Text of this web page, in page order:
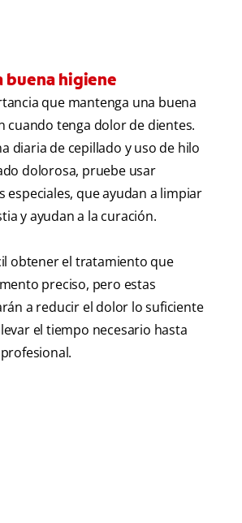
buena higiene
que mantenga una buena
cuando tenga dolor de dientes.
diaria de cepillado y uso de hilo
dolorosa, pruebe usar
especiales, que ayudan a limpiar
y ayudan a la curación.
obtener el tratamiento que
preciso, pero estas
a reducir el dolor lo suficiente
el tiempo necesario hasta